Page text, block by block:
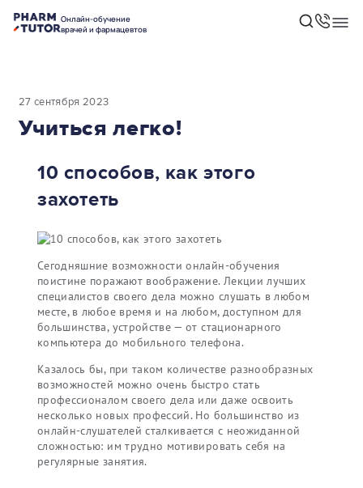
Онлайн-обучение
врачей и фармацевтов
27 сентября 2023
Учиться легко!
10 способов, как этого
захотеть
Сегодняшние возможности онлайн-обучения
поистине поражают воображение. Лекции лучших
специалистов своего дела можно слушать в любом
месте, в любое время и на любом, доступном для
большинства, устройстве — от стационарного
компьютера до мобильного телефона.
Казалось бы, при таком количестве разнообразных
возможностей можно очень быстро стать
профессионалом своего дела или даже освоить
несколько новых профессий. Но большинство из
онлайн-слушателей сталкивается с неожиданной
сложностью: им трудно мотивировать себя на
регулярные занятия.